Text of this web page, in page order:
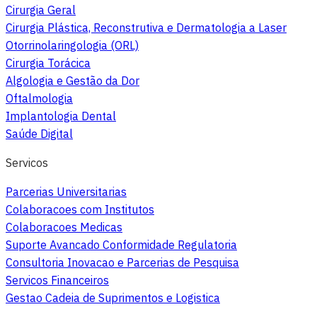
Cirurgia Geral
Cirurgia Plástica, Reconstrutiva e Dermatologia a Laser
Otorrinolaringologia (ORL)
Cirurgia Torácica
Algologia e Gestão da Dor
Oftalmologia
Implantologia Dental
Saúde Digital
Servicos
Parcerias Universitarias
Colaboracoes com Institutos
Colaboracoes Medicas
Suporte Avancado Conformidade Regulatoria
Consultoria Inovacao e Parcerias de Pesquisa
Servicos Financeiros
Gestao Cadeia de Suprimentos e Logistica